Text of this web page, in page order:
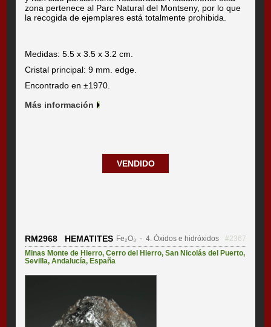
zona pertenece al Parc Natural del Montseny, por lo que
la recogida de ejemplares está totalmente prohibida.
Medidas: 5.5 x 3.5 x 3.2 cm.
Cristal principal: 9 mm. edge.
Encontrado en ±1970.
Más información
VENDIDO
RM2968 HEMATITES Fe₂O₃ - 4. Óxidos e hidróxidos
#2367
Minas Monte de Hierro,Cerro del Hierro,San Nicolás del Puerto,
Sevilla,Andalucía, España